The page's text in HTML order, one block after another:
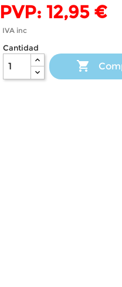
PVP: 12,95 €
IVA inc
Cantidad
